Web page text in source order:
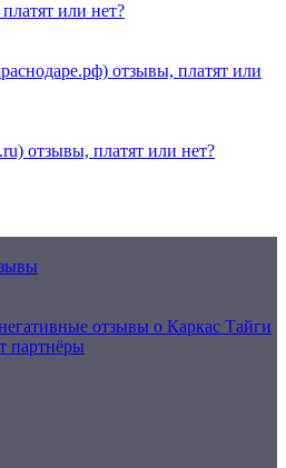
или нет?
отзывы, платят или
отзывы, платят или нет?
отзывы о Каркас Тайги
партнёры